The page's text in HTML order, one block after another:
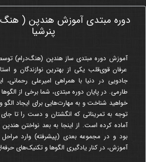
دوره مبتدی آموزش هندپن ( هنگ
پنرشیا
آموزش دوره مبتدی ساز هندپن (هنگ‌درام)
عرفان قوی‌قلب یکی از بهترین نوازندگان و
جادویی در دنیا با همراهی امیرعلی
طارمی. در پایان دوره مبتدی، شما برخی از
خواهید شناخت و به مهارت‌هایی برای ایجاد
توجه به تمریناتی که انگشتان و دست را تا
آماده کرده است. از اینجا به بعد نواختن هندپن
بود و در مجموعه بعدی (پیشرفته) وارد مراحل
آموزش، در کنار یادگیری الگوها و تکنیک‌های